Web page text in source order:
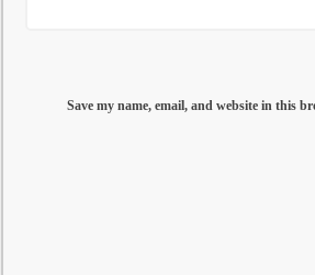
Save my name, email, and website in this